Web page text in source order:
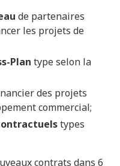
de partenaires
les projets de
Plan type selon la
des projets
commercial;
types
contrats dans 6